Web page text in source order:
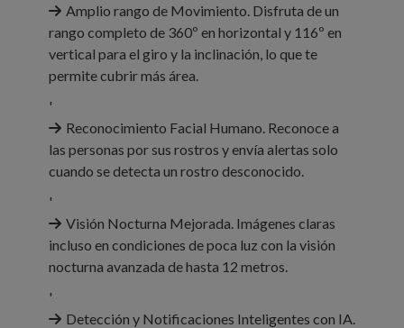
Amplio rango de Movimiento. Disfruta de un
rango completo de 360º en horizontal y 116º en
vertical para el giro y la inclinación, lo que te
permite cubrir más área.
'
Reconocimiento Facial Humano. Reconoce a
las personas por sus rostros y envía alertas solo
cuando se detecta un rostro desconocido.
'
Visión Nocturna Mejorada. Imágenes claras
incluso en condiciones de poca luz con la visión
nocturna avanzada de hasta 12 metros.
'
Detección y Notificaciones Inteligentes con IA.